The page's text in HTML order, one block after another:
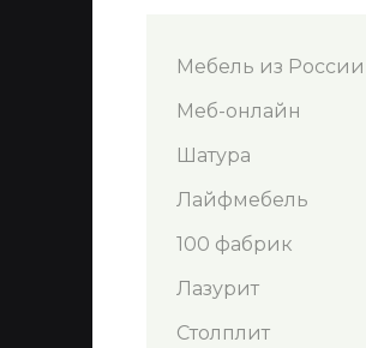
Мебель из России
Меб-онлайн
Шатура
Лайфмебель
100 фабрик
Лазурит
Столплит